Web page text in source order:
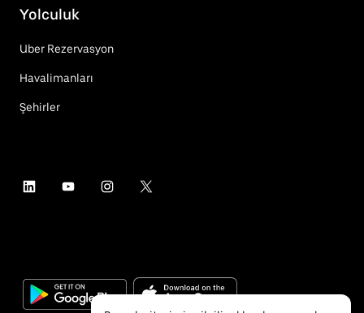
Yolculuk
Uber Rezervasyon
Havalimanları
Şehirler